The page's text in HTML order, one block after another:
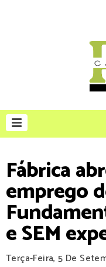
Fábrica
emprego
e SEM
Terça-Feira, 5 De